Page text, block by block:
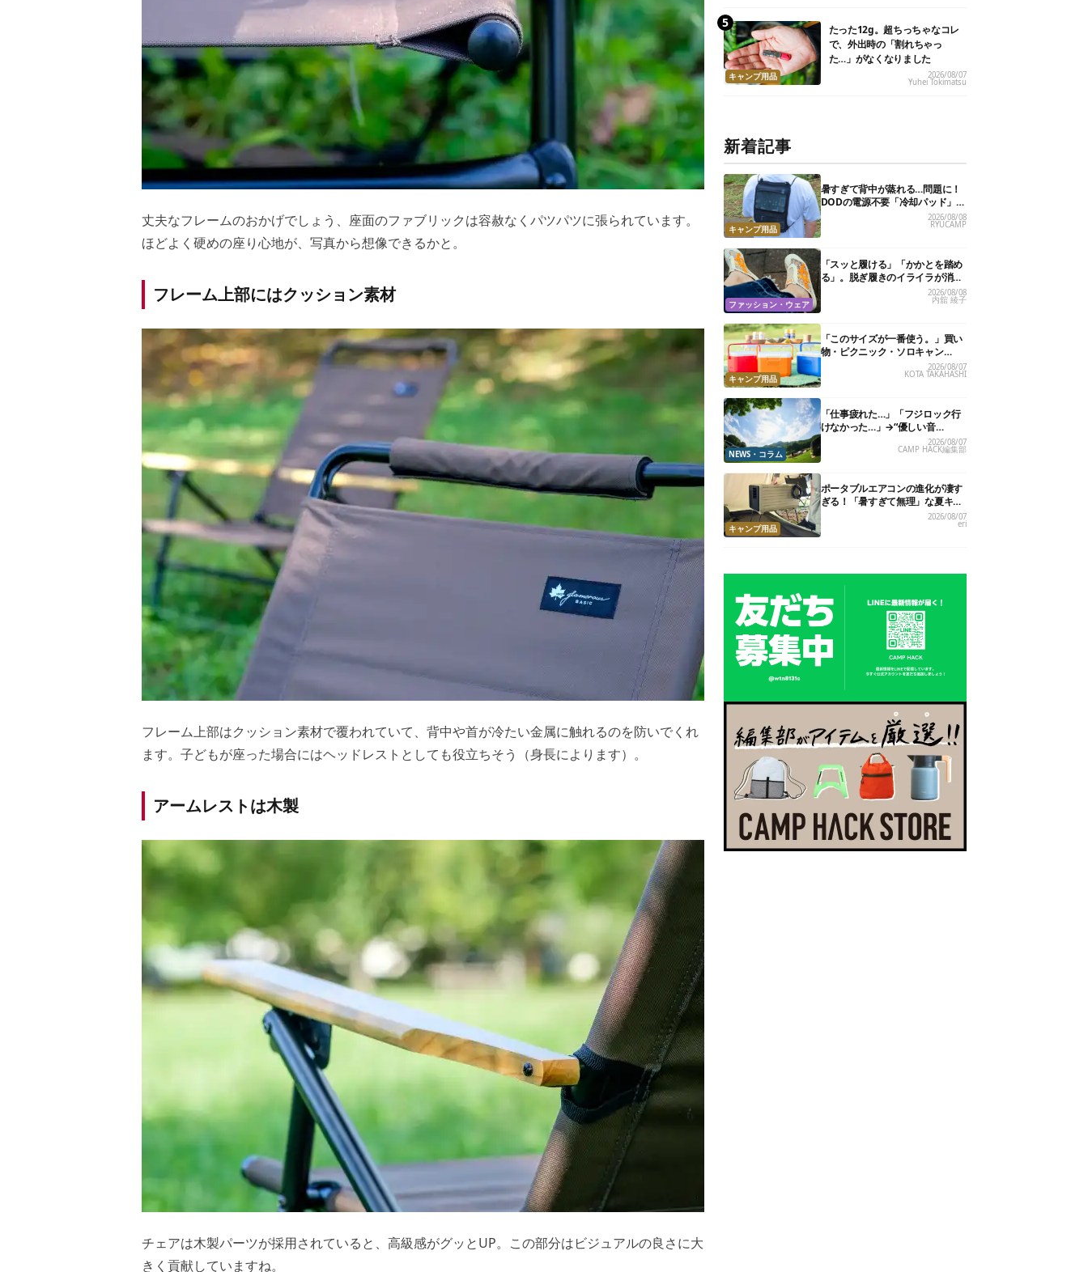
丈夫なフレームのおかげでしょう、座面のファブリックは容赦なくパツパツに張られています。
ほどよく硬めの座り心地が、写真から想像できるかと。
フレーム上部にはクッション素材
フレーム上部はクッション素材で覆われていて、背中や首が冷たい金属に触れるのを防いでくれ
ます。子どもが座った場合にはヘッドレストとしても役立ちそう（身長によります）。
アームレストは木製
チェアは木製パーツが採用されていると、高級感がグッとUP。この部分はビジュアルの良さに大
きく貢献していますね。
キャンプ用品
たった12g。超ちっちゃなコレ
で、外出時の「割れちゃっ
た…」がなくなりました
2026/08/07
Yuhei Tokimatsu
新着記事
キャンプ用品
暑すぎて背中が蒸れる…問題に！
DODの電源不要「冷却パッド」を
試したら、夏の移動がラクになっ
た
2026/08/08
RYUCAMP
ファッション・ウェア
「スッと履ける」「かかとを踏め
る」。脱ぎ履きのイライラが消え
る快適“スニーカーサンダル”6選
2026/08/08
内舘 綾子
キャンプ用品
「このサイズが一番使う。」買い
物・ピクニック・ソロキャン
に“ちょうどいい”小型クーラーボ
ックス13選
2026/08/07
KOTA TAKAHASHI
NEWS・コラム
「仕事疲れた…」「フジロック行
けなかった…」→“優しい音
楽”と“大きな自然”で治癒。まだ間
に合います。
2026/08/07
CAMP HACK編集部
キャンプ用品
ポータブルエアコンの進化が凄す
ぎる！「暑すぎて無理」な夏キャ
ンプを激変させる最新5選2026/08/07
eri